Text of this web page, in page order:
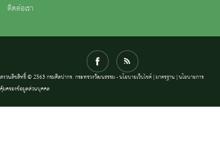
ติดต่อเรา
สงวนลิขสิทธิ์ © 2563 กรมศิลปากร. กระทรวงวัฒนธรรม -นโยบายเว็บไซต์|มาตรฐาน |นโยบายการ
คุ้มครองข้อมูลส่วนบุคคล